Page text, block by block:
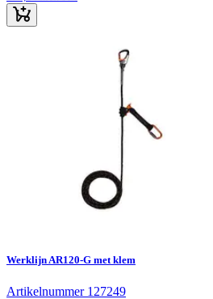
Werklijn AR120-G met klem
Artikelnummer 127249